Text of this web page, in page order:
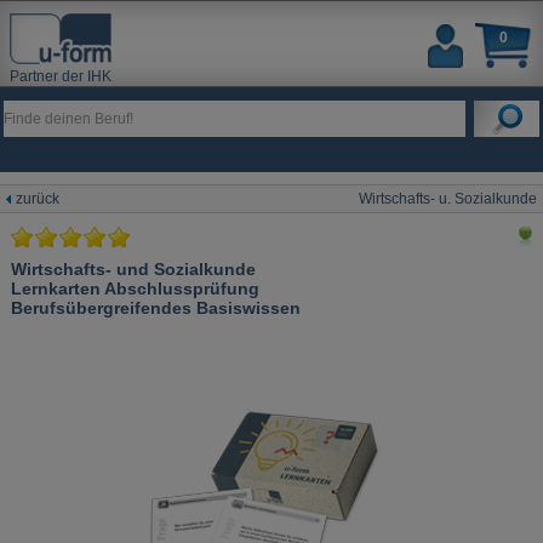
Partner der IHK
0
zurück Wirtschafts- u. Sozialkunde
Wirtschafts- und Sozialkunde
Lernkarten Abschlussprüfung
Berufsübergreifendes Basiswissen